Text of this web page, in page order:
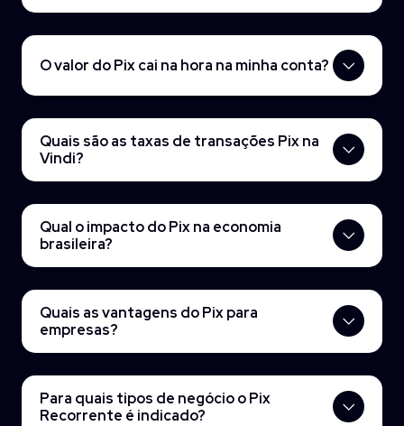
O valor do Pix cai na hora na minha conta?
Quais são as taxas de transações Pix na
Vindi?
Qual o impacto do Pix na economia
brasileira?
Quais as vantagens do Pix para
empresas?
Para quais tipos de negócio o Pix
Recorrente é indicado?